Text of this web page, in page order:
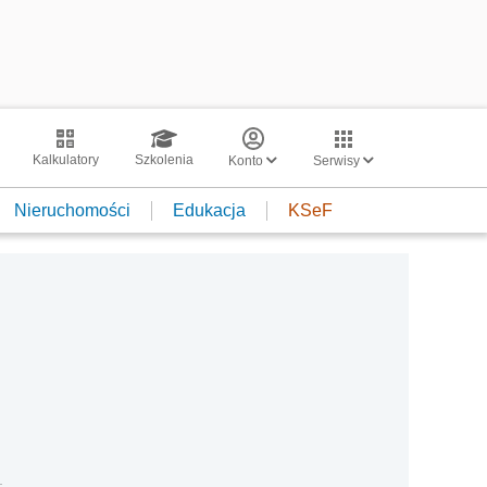
Kalkulatory Szkolenia Konto Serwisy
Nieruchomości Edukacja KSeF